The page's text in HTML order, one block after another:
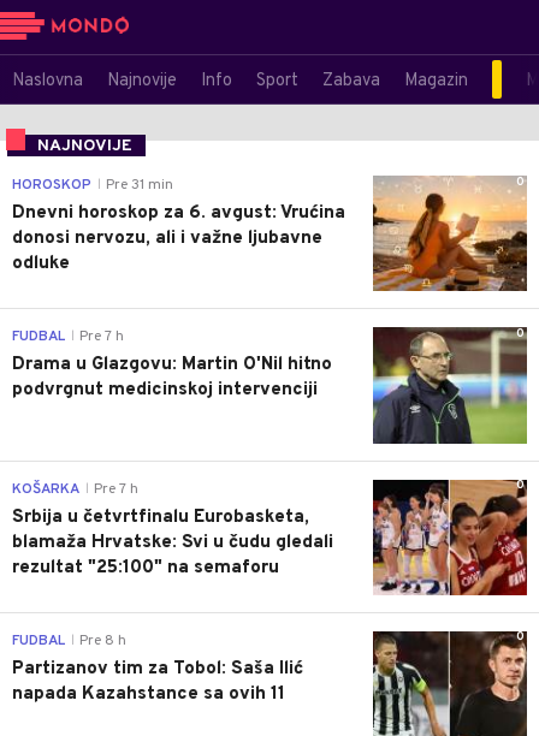
Naslovna Najnovije Info Sport Zabava Magazin
NAJNOVIJE
0
HOROSKOP Pre 31 min
Dnevni horoskop za 6. avgust: Vrućina
donosi nervozu, ali i važne ljubavne
odluke
0
FUDBAL Pre 7 h
Drama u Glazgovu: Martin O'Nil hitno
podvrgnut medicinskoj intervenciji
0
KOŠARKA Pre 7 h
Srbija u četvrtfinalu Eurobasketa,
blamaža Hrvatske: Svi u čudu gledali
rezultat "25:100" na semaforu
0
FUDBAL Pre 8 h
Partizanov tim za Tobol: Saša Ilić
napada Kazahstance sa ovih 11